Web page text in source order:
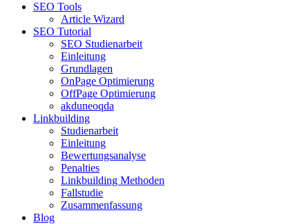
SEO Tools
Article Wizard
SEO Tutorial
SEO Studienarbeit
Einleitung
Grundlagen
OnPage Optimierung
OffPage Optimierung
akduneoqda
Linkbuilding
Studienarbeit
Einleitung
Bewertungsanalyse
Penalties
Linkbuilding Methoden
Fallstudie
Zusammenfassung
Blog